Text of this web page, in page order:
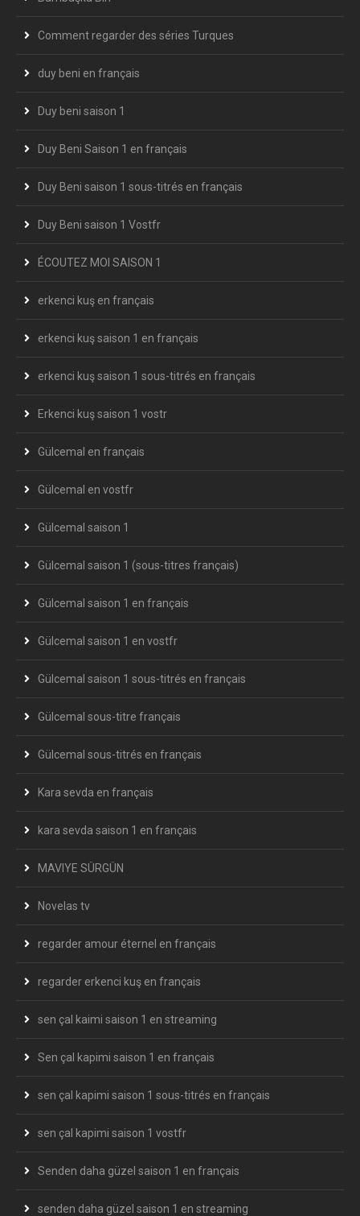
Comment regarder des séries Turques
duy beni en français
Duy beni saison 1
Duy Beni Saison 1 en français
Duy Beni saison 1 sous-titrés en français
Duy Beni saison 1 Vostfr
ÉCOUTEZ MOI SAISON 1
erkenci kuş en français
erkenci kuş saison 1 en français
erkenci kuş saison 1 sous-titrés en français
Erkenci kuş saison 1 vostr
Gülcemal en français
Gülcemal en vostfr
Gülcemal saison 1
Gülcemal saison 1 (sous-titres français)
Gülcemal saison 1 en français
Gülcemal saison 1 en vostfr
Gülcemal saison 1 sous-titrés en français
Gülcemal sous-titre français
Gülcemal sous-titrés en français
Kara sevda en français
kara sevda saison 1 en français
MAVIYE SÜRGÜN
Novelas tv
regarder amour éternel en français
regarder erkenci kuş en français
sen çal kaimi saison 1 en streaming
Sen çal kapimi saison 1 en français
sen çal kapimi saison 1 sous-titrés en français
sen çal kapimi saison 1 vostfr
Senden daha güzel saison 1 en français
senden daha güzel saison 1 en streaming